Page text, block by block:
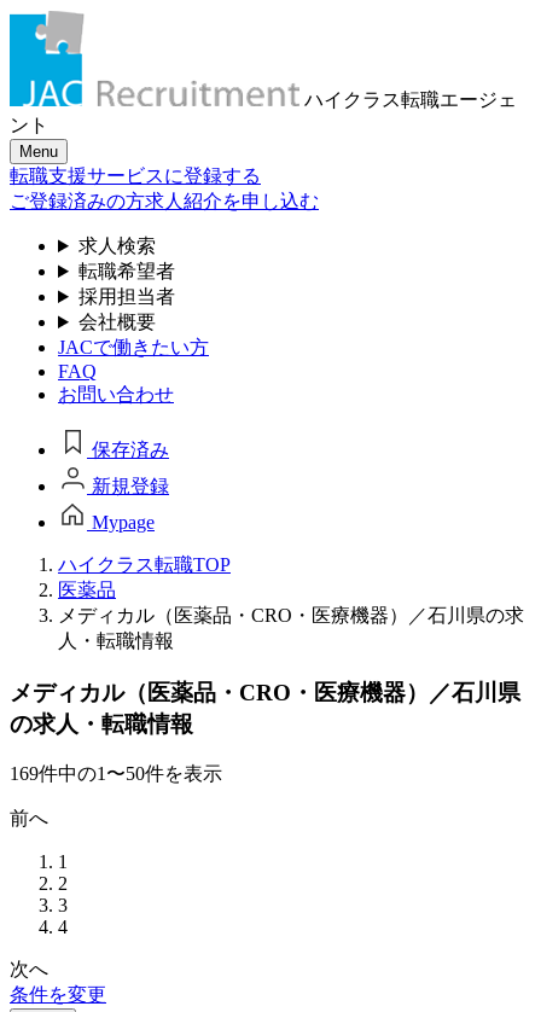
ハイクラス転職エージェ
ント
Menu
転職支援サービスに登録する
ご登録済みの方求人紹介を申し込む
求人検索
転職希望者
採用担当者
会社概要
JACで働きたい方
FAQ
お問い合わせ
保存済み
新規登録
Mypage
ハイクラス転職TOP
医薬品
メディカル（医薬品・CRO・医療機器）／石川県の求
人・転職情報
メディカル（医薬品・CRO・医療機器）／石川県
の求人・転職情報
169件中の1〜50件を表示
前へ
1
2
3
4
次へ
条件を変更